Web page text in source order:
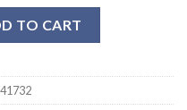
TO CART